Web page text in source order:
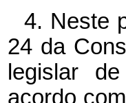
4. Neste
24 da
legislar
acordo